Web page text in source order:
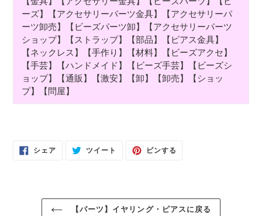
ーズ】【アクセサリーパーツ金具】【アクセサリーパ
ーツ卸売】【ビーズパーツ卸】【アクセサリーパーツ
ショップ】【ストラップ】【部品】【ピアス金具】
【ネックレス】【手作り】【材料】【ビーズアクセ】
【手芸】【ハンドメイド】【ビーズ手芸】【ビーズシ
ョップ】【通販】【激安】【卸】【卸売】【ショッ
プ】【問屋】
シェアFACEBOOKツイート
TWITTERピンする
【パーツ】イヤリング・ピアスに戻る